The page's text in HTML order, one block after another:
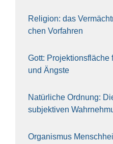
Reli­gi­on: das
chen Vor­fah­ren
Gott: Pro­jek­ti­ons­flä­che
und Ängs­te
Natür­li­che Ord­nung:
sub­jek­ti­ven
Orga­nis­mus